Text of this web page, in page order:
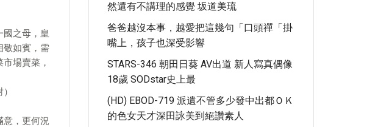
之母，皇
敬如賓，需
場賣菜，
意，更何況
然還有不講理的感覺 坂道美琉
爸爸越沒本事，越愛把這幾句「口頭禪「掛
嘴上，孩子也深受影響
STARS-346 朝田日葵 AV出道 新人寫真偶像
18歲 SODstar史上最
(HD) EBOD-719 派遺不管多少發中出都ＯＫ
的色女天才深田詠美到絕讚素人